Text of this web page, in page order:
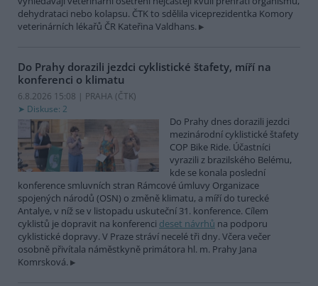
dehydrataci nebo kolapsu. ČTK to sdělila viceprezidentka Komory
veterinárních lékařů ČR Kateřina Valdhans.
Do Prahy dorazili jezdci cyklistické štafety, míří na
konferenci o klimatu
6.8.2026 15:08 | PRAHA (ČTK)
Diskuse: 2
Do Prahy dnes dorazili jezdci
mezinárodní cyklistické štafety
COP Bike Ride. Účastníci
vyrazili z brazilského Belému,
kde se konala poslední
konference smluvních stran Rámcové úmluvy Organizace
spojených národů (OSN) o změně klimatu, a míří do turecké
Antalye, v níž se v listopadu uskuteční 31. konference. Cílem
cyklistů je dopravit na konferenci deset návrhů na podporu
cyklistické dopravy. V Praze stráví necelé tři dny. Včera večer
osobně přivítala náměstkyně primátora hl. m. Prahy Jana
Komrsková.